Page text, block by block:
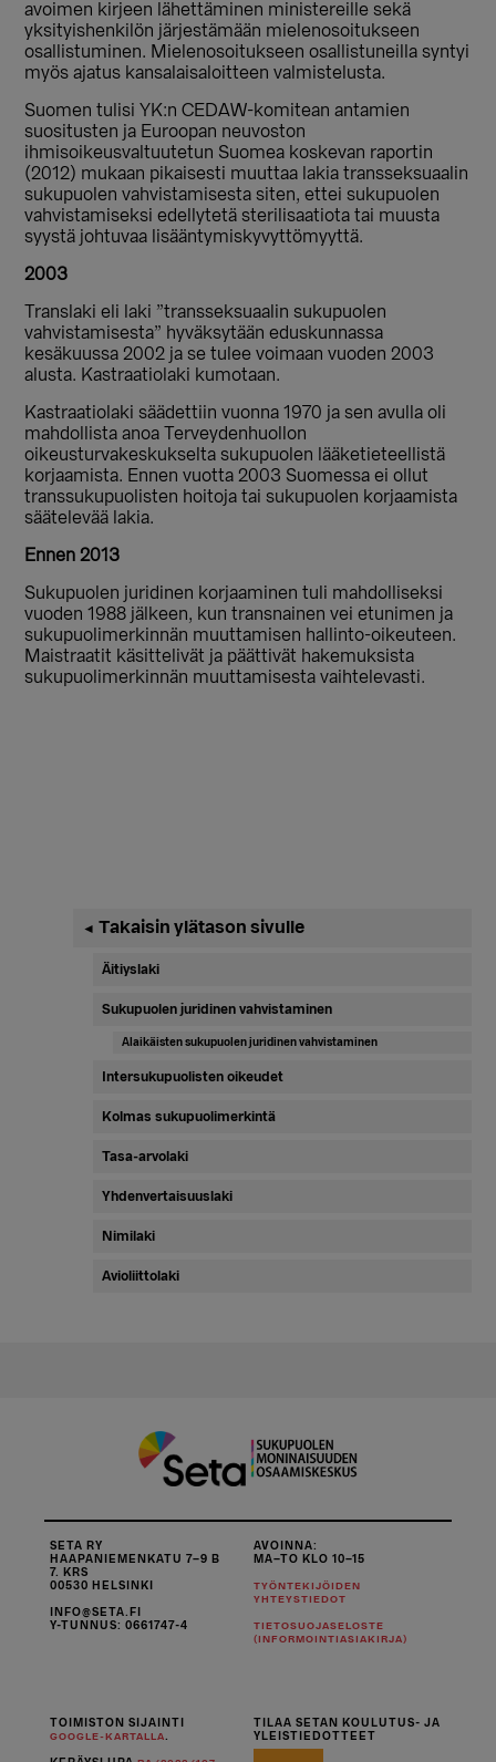
avoimen kirjeen lähettäminen ministereille sekä
yksityishenkilön järjestämään mielenosoitukseen
osallistuminen. Mielenosoitukseen osallistuneilla syntyi
myös ajatus kansalaisaloitteen valmistelusta.
Suomen tulisi YK:n CEDAW-komitean antamien
suositusten ja Euroopan neuvoston
ihmisoikeusvaltuutetun Suomea koskevan raportin
(2012) mukaan pikaisesti muuttaa lakia transseksuaalin
sukupuolen vahvistamisesta siten, ettei sukupuolen
vahvistamiseksi edellytetä sterilisaatiota tai muusta
syystä johtuvaa lisääntymiskyvyttömyyttä.
2003
Translaki eli laki ”transseksuaalin sukupuolen
vahvistamisesta” hyväksytään eduskunnassa
kesäkuussa 2002 ja se tulee voimaan vuoden 2003
alusta. Kastraatiolaki kumotaan.
Kastraatiolaki säädettiin vuonna 1970 ja sen avulla oli
mahdollista anoa Terveydenhuollon
oikeusturvakeskukselta sukupuolen lääketieteellistä
korjaamista. Ennen vuotta 2003 Suomessa ei ollut
transsukupuolisten hoitoja tai sukupuolen korjaamista
säätelevää lakia.
Ennen 2013
Sukupuolen juridinen korjaaminen tuli mahdolliseksi
vuoden 1988 jälkeen, kun transnainen vei etunimen ja
sukupuolimerkinnän muuttamisen hallinto-oikeuteen.
Maistraatit käsittelivät ja päättivät hakemuksista
sukupuolimerkinnän muuttamisesta vaihtelevasti.
Ensisijainen
sivupalkki
◄ Takaisin ylätason sivulle
Äitiyslaki
Sukupuolen juridinen vahvistaminen
Alaikäisten sukupuolen juridinen vahvistaminen
Intersukupuolisten oikeudet
Kolmas sukupuolimerkintä
Tasa-arvolaki
Yhdenvertaisuuslaki
Nimilaki
Avioliittolaki
SETA RY
HAAPANIEMENKATU 7–9 B
7. KRS
00530 HELSINKI
INFO@SETA.FI
Y-TUNNUS: 0661747-4
AVOINNA:
MA–TO KLO 10–15
TYÖNTEKIJÖIDEN
YHTEYSTIEDOT
TIETOSUOJASELOSTE
(INFORMOINTIASIAKIRJA)
TOIMISTON SIJAINTI
GOOGLE-KARTALLA.
TILAA SETAN KOULUTUS- JA
YLEISTIEDOTTEET